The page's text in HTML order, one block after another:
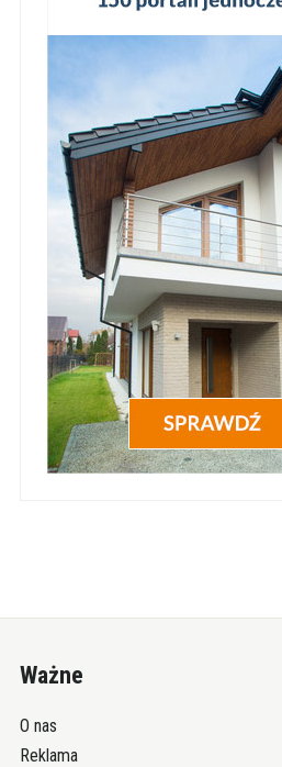
Ważne
O nas
Reklama